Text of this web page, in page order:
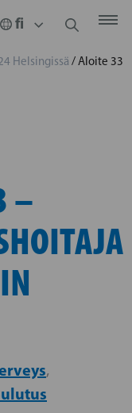
Helsingissä /Aloite 33
–
,